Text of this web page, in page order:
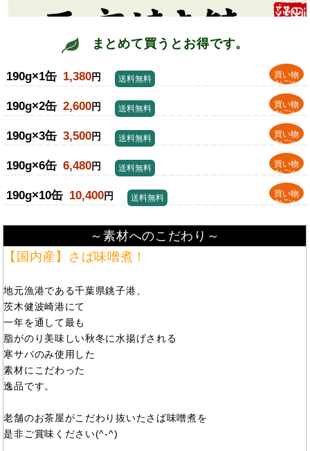
まとめて買うとお得です。
190g×1缶 1,380円
買い物
かごへ
送料無料
190g×2缶 2,600円
買い物
かごへ
送料無料
190g×3缶 3,500円
買い物
かごへ
送料無料
190g×6缶 6,480円
買い物
かごへ
送料無料
190g×10缶 10,400円
買い物
かごへ
送料無料
～素材へのこだわり～
【国内産】さば味噌煮！
地元漁港である千葉県銚子港、
茨木健波崎港にて
一年を通して最も
脂がのり美味しい秋冬に水揚げされる
寒サバのみ使用した
素材にこだわった
逸品です。
老舗のお茶屋がこだわり抜いたさば味噌煮を
是非ご賞味ください(^-^)